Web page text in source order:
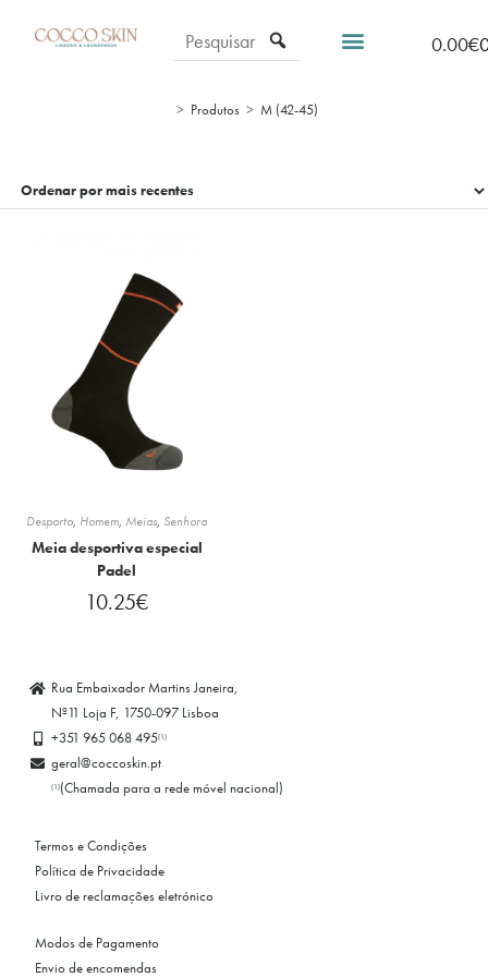
0.00€
> Produtos > M (42-45)
Desporto, Homem, Meias, Senhora
Meia desportiva especial
Padel
10.25€
Rua Embaixador Martins Janeira,
Nº11 Loja F, 1750-097 Lisboa
+351 965 068 495(1)
geral@coccoskin.pt
(1)(Chamada para a rede móvel nacional)
Termos e Condições
Política de Privacidade
Livro de reclamações eletrónico
Modos de Pagamento
Envio de encomendas